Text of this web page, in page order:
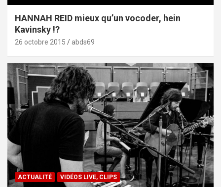
HANNAH REID mieux qu’un vocoder, hein
Kavinsky !?
26 octobre 2015 abds69
ACTUALITÉ VIDÉOS LIVE, CLIPS